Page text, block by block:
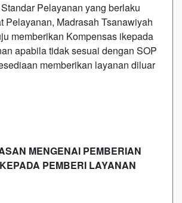
Pelayanan yang berlaku
Pelayanan, Madrasah Tsanawiyah
memberikan Kompensas ikepada
apabila tidak sesuai dengan SOP
memberikan layanan diluar
MENGENAI PEMBERIAN
PEMBERI LAYANAN